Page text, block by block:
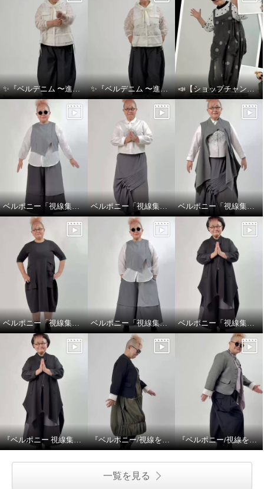
✨『ベルデニム 〜進化を感じるデニムスタイル〜』✨ ✨『ベルデニム 〜進化を感じるデニムスタイル〜』✨ 📣【ショップチャンネル生放送のお知らせ】👖💙
ベルポニー「視線集める大人の遊びを装う」 ベルポニー「視線集める大人の遊びを装う」 ベルポニー「視線集める大人の遊びを装う」
ベルポニー「視線集める大人の遊びを装う」 ベルポニー「視線集める大人の遊びを装う」 ベルポニー「視線集める大人の遊びを装う」
『ベルポニー 視線集める大人の遊びを装う』 5月11日（月） 12:00〜 / 20:00〜（生放送） 『ベルポニー/視線を集める大人の遊びを装う』 『ベルポニー/視線を集める大人の遊びを装う』
一覧を見る